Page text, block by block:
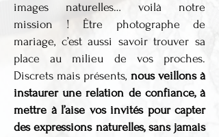
images naturelles… voilà notre
mission ! Être photographe de
mariage, c’est aussi savoir trouver sa
place au milieu de vos proches.
Discrets mais présents, nous veillons à
instaurer une relation de confiance, à
mettre à l’aise vos invités pour capter
des expressions naturelles, sans jamais